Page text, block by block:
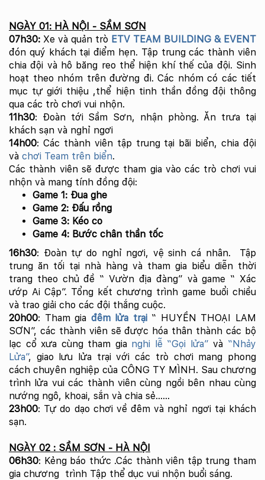
NGÀY 01: HÀ NỘI - SẦM SƠN
07h30: Xe và quản trò ETV TEAM BUILDING & EVENT
đón quý khách tại điểm hẹn. Tập trung các thành viên
chia đội và hô băng reo thể hiện khí thế của đội. Sinh
hoạt theo nhóm trên đường đi. Các nhóm có các tiết
mục tự giới thiệu ,thể hiện tinh thần đồng đội thông
qua các trò chơi vui nhộn.
11h30: Đoàn tới Sầm Sơn, nhận phòng. Ăn trưa tại
khách sạn và nghỉ ngơi
14h00: Các thành viên tập trung tại bãi biển, chia đội
và chơi Team trên biển.
Các thành viên sẽ được tham gia vào các trò chơi vui
nhộn và mang tính đồng đội:
Game 1: Đua ghe
Game 2: Đấu rồng
Game 3: Kéo co
Game 4: Bước chân thần tốc
16h30: Đoàn tự do nghỉ ngơi, vệ sinh cá nhân. Tập
trung ăn tối tại nhà hàng và tham gia biểu diễn thời
trang theo chủ đề “ Vườn địa đàng” và game “ Xác
ướp Ai Cập”. Tổng kết chương trình game buổi chiều
và trao giải cho các đội thắng cuộc.
20h00: Tham gia đêm lửa trại “ HUYỀN THOẠI LAM
SƠN”, các thành viên sẽ được hóa thân thành các bộ
lạc cổ xưa cùng tham gia nghi lễ “Gọi lửa” và “Nhảy
Lửa”, giao lưu lửa trại với các trò chơi mang phong
cách chuyên nghiệp của CÔNG TY MÌNH. Sau chương
trình lửa vui các thành viên cùng ngồi bên nhau cùng
nướng ngô, khoai, sắn và chia sẻ……
23h00: Tự do dạo chơi về đêm và nghỉ ngơi tại khách
sạn.
NGÀY 02 : SẦM SƠN - HÀ NỘI
06h30: Kẻng báo thức .Các thành viên tập trung tham
gia chương trình Tập thể dục vui nhộn buổi sáng.